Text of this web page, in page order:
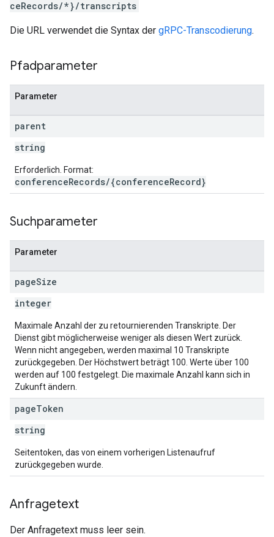
ceRecords/*}/transcripts
Die URL verwendet die Syntax der gRPC-Transcodierung.
Pfadparameter
Parameter
parent
string
Erforderlich. Format:
conferenceRecords/{conferenceRecord}
Suchparameter
Parameter
pageSize
integer
Maximale Anzahl der zu retournierenden Transkripte. Der
Dienst gibt möglicherweise weniger als diesen Wert zurück.
Wenn nicht angegeben, werden maximal 10 Transkripte
zurückgegeben. Der Höchstwert beträgt 100. Werte über 100
werden auf 100 festgelegt. Die maximale Anzahl kann sich in
Zukunft ändern.
pageToken
string
Seitentoken, das von einem vorherigen Listenaufruf
zurückgegeben wurde.
Anfragetext
Der Anfragetext muss leer sein.